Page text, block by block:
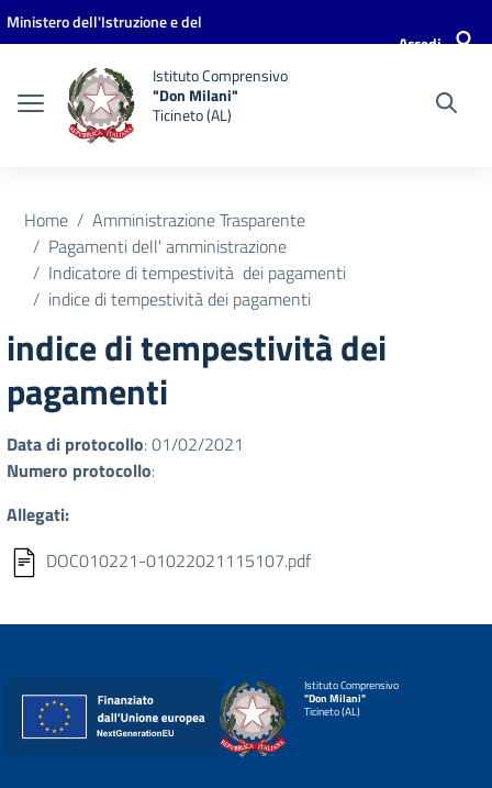
Vai ai contenuti
Vai al menu di navigazione
Vai al footer
Ministero dell'Istruzione e del
Accedi
Istituto Comprensivo
"Don Milani"
Ticineto (AL)
Home
Amministrazione Trasparente
Pagamenti dell' amministrazione
Indicatore di tempestività dei pagamenti
indice di tempestività dei pagamenti
indice di tempestività dei
pagamenti
Data di protocollo: 01/02/2021
Numero protocollo:
Allegati:
DOC010221-01022021115107.pdf
Istituto Comprensivo
"Don Milani"
Ticineto (AL)